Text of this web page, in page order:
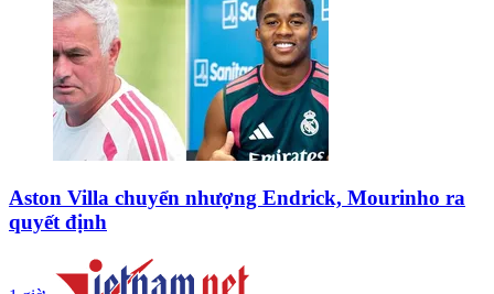
Aston Villa chuyển nhượng Endrick, Mourinho ra
quyết định